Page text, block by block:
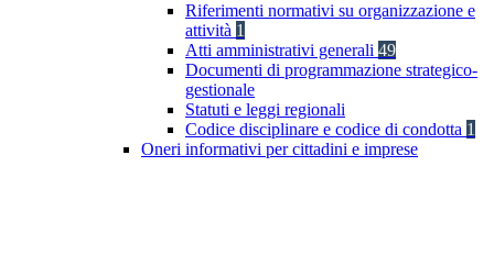
Riferimenti normativi su organizzazione e
attività 1
Atti amministrativi generali 49
Documenti di programmazione strategico-
gestionale
Statuti e leggi regionali
Codice disciplinare e codice di condotta 1
Oneri informativi per cittadini e imprese